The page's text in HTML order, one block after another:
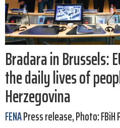
Bradara in Brussels:
the daily lives of
Herzegovina
FENAPress release, Photo: